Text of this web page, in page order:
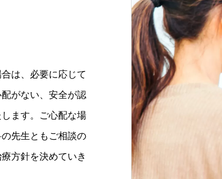
は、必要に応じて
がない、安全が認
ます。ご心配な場
先生ともご相談の
方針を決めていき